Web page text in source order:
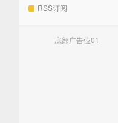
RSS订阅
底部广告位01